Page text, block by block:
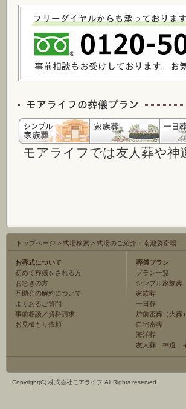
モアライフでは友人葬や
トップページ > 式場検索 > 式場のご紹介：南池袋斎場
お葬式について
初めて葬儀をされる方
お急ぎの方
互助会の解約について
よくあるご質問
事前相談／資料請求
お見積もり依頼
葬儀プラン
プラン一覧
シンプル家族葬
家族葬
一日葬
炉前密葬（火葬）
自宅密葬
海洋葬
友人葬 ｜ 神道 ｜
Copyright(C) 株式会社モアライフ All Rights reserved.